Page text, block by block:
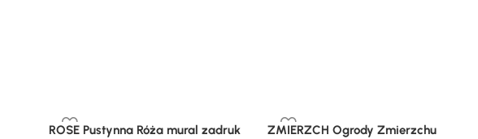
ROSE Pustynna Róża mural zadruk
ZMIERZCH Ogrody Zmierzchu